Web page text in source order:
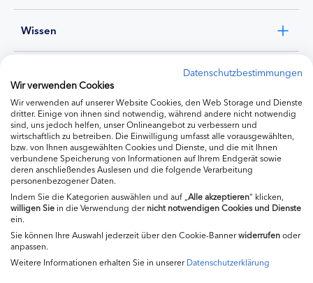
Wissen
Ernährung
Produkte
Impressum
Datenschutzbestimmungen
Wir verwenden Cookies
Wir verwenden auf unserer Website Cookies, den Web Storage und Dienste
dritter. Einige von ihnen sind notwendig, während andere nicht notwendig
sind, uns jedoch helfen, unser Onlineangebot zu verbessern und
wirtschaftlich zu betreiben. Die Einwilligung umfasst alle vorausgewählten,
bzw. von Ihnen ausgewählten Cookies und Dienste, und die mit Ihnen
verbundene Speicherung von Informationen auf Ihrem Endgerät sowie
deren anschließendes Auslesen und die folgende Verarbeitung
personenbezogener Daten.
Indem Sie die Kategorien auswählen und auf „ Alle akzeptieren“ klicken,
willigenSie in die Verwendung dernicht notwendigen Cookies und Dienste
ein.
Sie können Ihre Auswahl jederzeit über den Cookie-Bannerwiderrufenoder
anpassen.
Weitere Informationen erhalten Sie in unsererDatenschutzerklärung